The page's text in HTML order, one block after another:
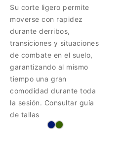
Su corte ligero permite
moverse con rapidez
durante derribos,
transiciones y situaciones
de combate en el suelo,
garantizando al mismo
tiempo una gran
comodidad durante toda
la sesión. Consultar guía
de tallas